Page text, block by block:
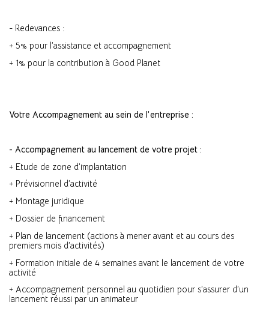
- Redevances :
+ 5% pour l’assistance et accompagnement
+ 1% pour la contribution à Good Planet
Votre Accompagnement au sein de l’entreprise :
- Accompagnement au lancement de votre projet :
+ Etude de zone d’implantation
+ Prévisionnel d’activité
+ Montage juridique
+ Dossier de financement
+ Plan de lancement (actions à mener avant et au cours des
premiers mois d’activités)
+ Formation initiale de 4 semaines avant le lancement de votre
activité
+ Accompagnement personnel au quotidien pour s’assurer d’un
lancement réussi par un animateur